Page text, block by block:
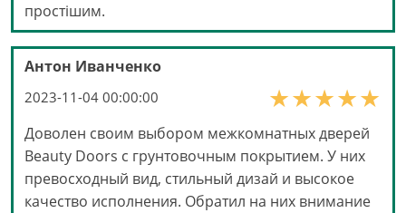
простішим.
Антон Иванченко
2023-11-04 00:00:00
Доволен своим выбором межкомнатных дверей
Beauty Doors с грунтовочным покрытием. У них
превосходный вид, стильный дизай и высокое
качество исполнения. Обратил на них внимание